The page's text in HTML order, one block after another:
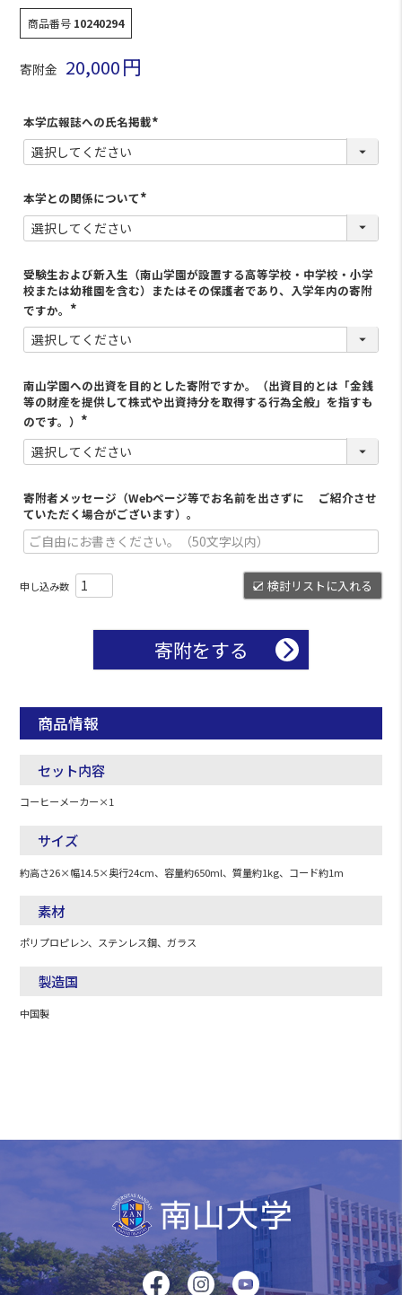
商品番号 10240294
寄附金 20,000
本学広報誌への氏名掲載
(
須
本学との関係について
(
須
受験生および新入生（南山学園が設置する高等学校・中学校・小学
校または幼稚園を含む）またはその保護者であり、入学年内の寄附
ですか。
南山学園への出資を目的とした寄附ですか。（出資目的とは「金銭
等の財産を提供して株式や出資持分を取得する行為全般」を指すも
のです。）
寄附者メッセージ（Webページ等でお名前を出さずに ご紹介させ
ていただく場合がございます）。
検討リストに入れる
寄附をする
商品情報
セット内容
コーヒーメーカー×1
サイズ
約高さ26×幅14.5×奥行24cm、容量約650ml、質量約1kg、コード約1m
素材
ポリプロピレン、ステンレス鋼、ガラス
製造国
中国製